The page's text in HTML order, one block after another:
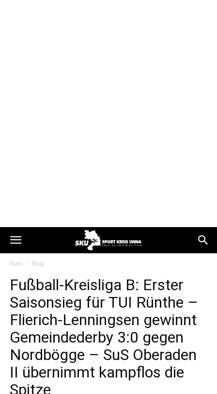
Start Blog
Fußball-Kreisliga B: Erster
Saisonsieg für TUI Rünthe –
Flierich-Lenningsen gewinnt
Gemeindederby 3:0 gegen
Nordbögge – SuS Oberaden
II übernimmt kampflos die
Spitze